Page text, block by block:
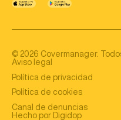
© 2026 Covermanager.
Aviso legal
Política de privacidad
Política de cookies
Canal de denuncias
Hecho por Digidop